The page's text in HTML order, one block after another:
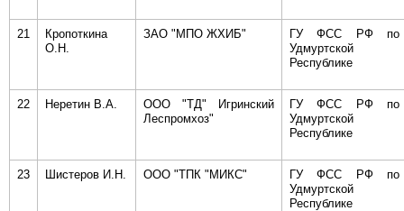
21
Кропоткина
О.Н.
ЗАО "МПО ЖХИБ"
ГУ ФСС РФ по
Удмуртской
Республике
22 Неретин В.А.
ООО "ТД" Игринский
Леспромхоз"
ГУ ФСС РФ по
Удмуртской
Республике
23 Шистеров И.Н. ООО "ТПК "МИКС"
ГУ ФСС РФ по
Удмуртской
Республике